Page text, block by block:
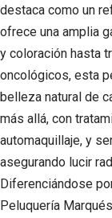
destaca como un
ofrece una amplia
y coloración hasta
oncológicos, esta
belleza natural de
más allá, con
automaquillaje, y
asegurando lucir
Diferenciándose
Peluquería